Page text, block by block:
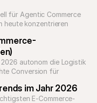
für Agentic Commerce
heute konzentrieren
autonom die Logistik
Conversion für
im Jahr 2026
E-Commerce-